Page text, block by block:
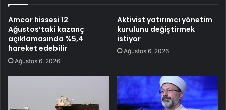
Amcor hissesi 12
Ağustos’taki kazanç
açıklamasında %5,4
hareket edebilir
Ağustos 6, 2026
Aktivist yatırımcı yönetim
kurulunu değiştirmek
istiyor
Ağustos 6, 2026